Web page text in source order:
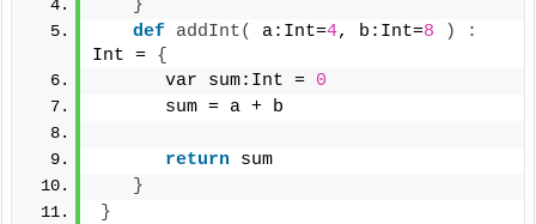
}
def addInt( a:Int=4, b:Int=8 )
:
Int = {
      var sum:Int =
0
      sum = a + b
return sum
}
}